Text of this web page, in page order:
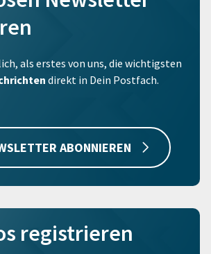
als erstes von uns, die wichtigsten
direkt in Dein Postfach.
ABONNIEREN
registrieren